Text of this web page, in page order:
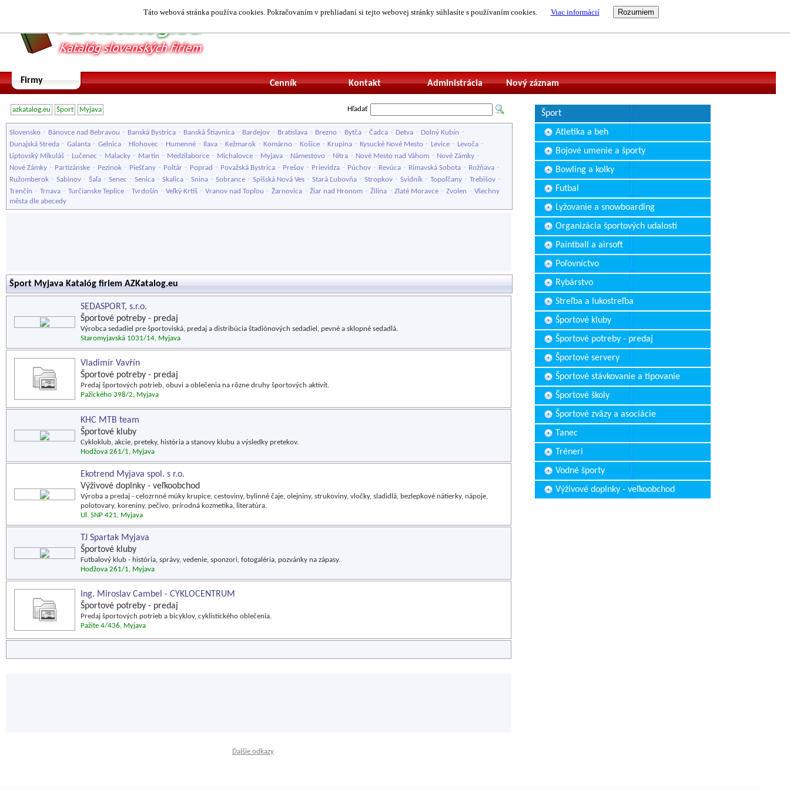
Táto webová stránka používa cookies. Pokračovaním v prehliadaní si tejto webovej stránky súhlasíte s používaním cookies. Viac informácií
Firmy Nový záznam
Administrácia
Kontakt
Cenník
azkatalog.eu Šport Myjava Hľadať
Slovensko - Bánovce nad Bebravou - Banská Bystrica - Banská Štiavnica - Bardejov - Bratislava - Brezno - Bytča - Čadca - Detva - Dolný Kubín -
Dunajská Streda - Galanta - Gelnica - Hlohovec - Humenné - Ilava - Kežmarok - Komárno - Košice - Krupina - Kysucké Nové Mesto - Levice - Levoča -
Liptovský Mikuláš - Lučenec - Malacky - Martin - Medzilaborce - Michalovce - Myjava - Námestovo - Nitra - Nové Mesto nad Váhom - Nové Zámky -
Nové Zámky - Partizánske - Pezinok - Piešťany - Poltár - Poprad - Považská Bystrica - Prešov - Prievidza - Púchov - Revúca - Rimavská Sobota - Rožňava -
Ružomberok - Sabinov - Šaľa - Senec - Senica - Skalica - Snina - Sobrance - Spišská Nová Ves - Stará Ľubovňa - Stropkov - Svidník - Topoľčany - Trebišov -
Trenčín - Trnava - Turčianske Teplice - Tvrdošín - Veľký Krtíš - Vranov nad Topľou - Žarnovica - Žiar nad Hronom - Žilina - Zlaté Moravce - Zvolen - Všechny
města dle abecedy
Šport Myjava Katalóg firiem AZKatalog.eu
SEDASPORT, s.r.o.
Športové potreby - predaj
Výrobca sedadiel pre športoviská, predaj a distribúcia štadiónových sedadiel, pevné a sklopné sedadlá.
Staromyjavská 1031/14, Myjava
Vladimír Vavřín
Športové potreby - predaj
Predaj športových potrieb, obuvi a oblečenia na rôzne druhy športových aktivít.
Pažického 398/2, Myjava
KHC MTB team
Športové kluby
Cykloklub, akcie, preteky, história a stanovy klubu a výsledky pretekov.
Hodžova 261/1, Myjava
Ekotrend Myjava spol. s r.o.
Výživové doplnky - veľkoobchod
Výroba a predaj - celozrnné múky krupice, cestoviny, bylinné čaje, olejniny, strukoviny, vločky, sladidlá, bezlepkové nátierky, nápoje,
polotovary, koreniny, pečivo, prírodná kozmetika, literatúra.
Ul. SNP 421, Myjava
TJ Spartak Myjava
Športové kluby
Futbalový klub - história, správy, vedenie, sponzori, fotogaléria, pozvánky na zápasy.
Hodžova 261/1, Myjava
Ing. Miroslav Cambel - CYKLOCENTRUM
Športové potreby - predaj
Predaj športových potrieb a bicyklov, cyklistického oblečenia.
Pažite 4/436, Myjava
Šport
Atletika a beh
Bojové umenie a športy
Bowling a kolky
Futbal
Lyžovanie a snowboarding
Organizácia športových udalostí
Paintball a airsoft
Poľovníctvo
Rybárstvo
Streľba a lukostreľba
Športové kluby
Športové potreby - predaj
Športové servery
Športové stávkovanie a tipovanie
Športové školy
Športové zväzy a asociácie
Tanec
Tréneri
Vodné športy
Výživové doplnky - veľkoobchod
Ďalšie odkazy